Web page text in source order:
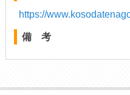
https://
備 考